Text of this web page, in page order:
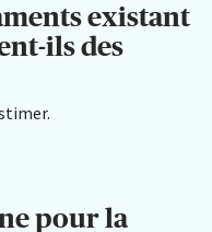
existant
ils des
pour la